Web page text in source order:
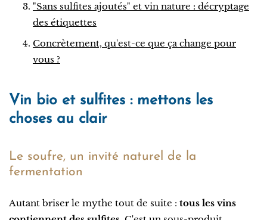
"Sans sulfites ajoutés" et vin nature : décryptage
des étiquettes
Concrètement, qu'est-ce que ça change pour
vous ?
Vin bio et sulfites : mettons les
choses au clair
Le soufre, un invité naturel de la
fermentation
Autant briser le mythe tout de suite : tous les vins